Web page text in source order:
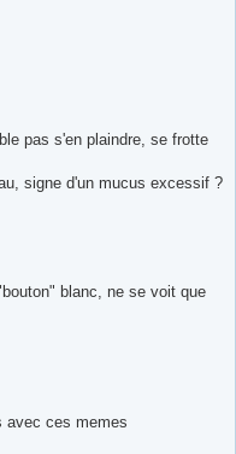
pas s'en plaindre, se frotte
signe d'un mucus excessif ?
blanc, ne se voit que
avec ces memes